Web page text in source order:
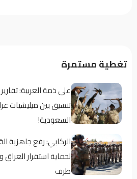
تغطية مستمرة
على ذمة العربية:
تنسيق بين ميليشيات
السعودية!
الركابي: رفع جاهزية
لحماية استقرار
طرف